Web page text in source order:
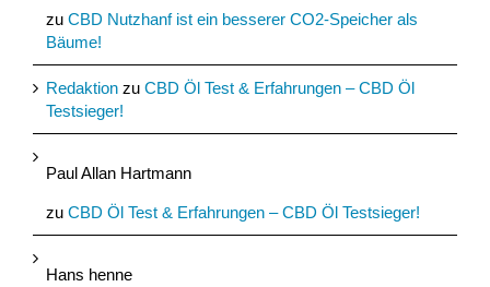
zu CBD Nutzhanf ist ein besserer CO2-Speicher als
Bäume!
Redaktion zu CBD Öl Test & Erfahrungen – CBD Öl
Testsieger!
Paul Allan Hartmann
zu CBD Öl Test & Erfahrungen – CBD Öl Testsieger!
Hans henne